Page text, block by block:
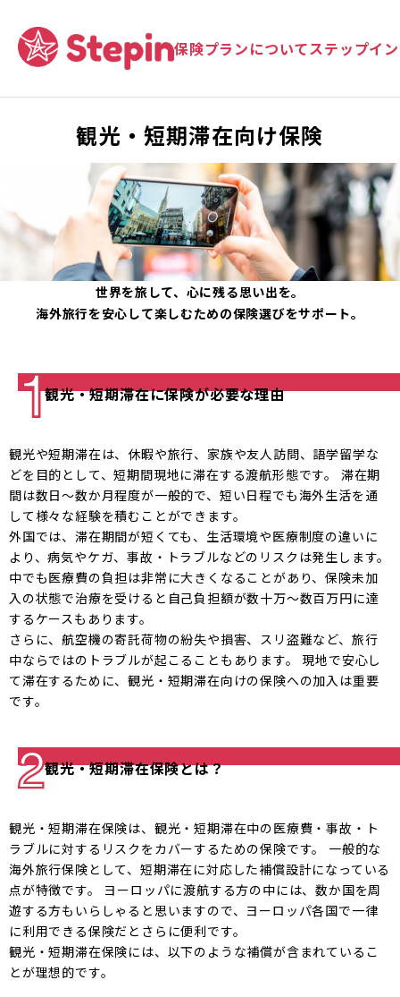
保険プランについてステップイ
観光・短期滞在向け保険
世界を旅して、心に残る思い出を。
海外旅行を安心して楽しむための保険選びをサポート。
観光・短期滞在に保険が必要な理由
観光や短期滞在は、休暇や旅行、家族や友人訪問、語学留学な
どを目的として、短期間現地に滞在する渡航形態です。 滞在期
間は数日～数か月程度が一般的で、短い日程でも海外生活を通
して様々な経験を積むことができます。
外国では、滞在期間が短くても、生活環境や医療制度の違いに
より、病気やケガ、事故・トラブルなどのリスクは発生します。
中でも医療費の負担は非常に大きくなることがあり、保険未加
入の状態で治療を受けると自己負担額が数十万〜数百万円に達
するケースもあります。
さらに、航空機の寄託荷物の紛失や損害、スリ盗難など、旅行
中ならではのトラブルが起こることもあります。 現地で安心し
て滞在するために、観光・短期滞在向けの保険への加入は重要
です。
観光・短期滞在保険とは？
観光・短期滞在保険は、観光・短期滞在中の医療費・事故・ト
ラブルに対するリスクをカバーするための保険です。 一般的な
海外旅行保険として、短期滞在に対応した補償設計になっている
点が特徴です。 ヨーロッパに渡航する方の中には、数か国を周
遊する方もいらしゃると思いますので、ヨーロッパ各国で一律
に利用できる保険だとさらに便利です。
観光・短期滞在保険には、以下のような補償が含まれているこ
とが理想的です。